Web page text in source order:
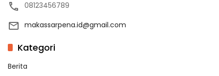
08123456789
makassarpena.id@gmail.com
Kategori
Berita